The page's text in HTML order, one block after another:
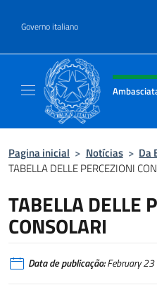
Governo italiano
Site, social e
Pagina inicial > Notícias > Da
TABELLA DELLE PERCEZIONI
TABELLA DELLE
CONSOLARI
Data de publicação:February